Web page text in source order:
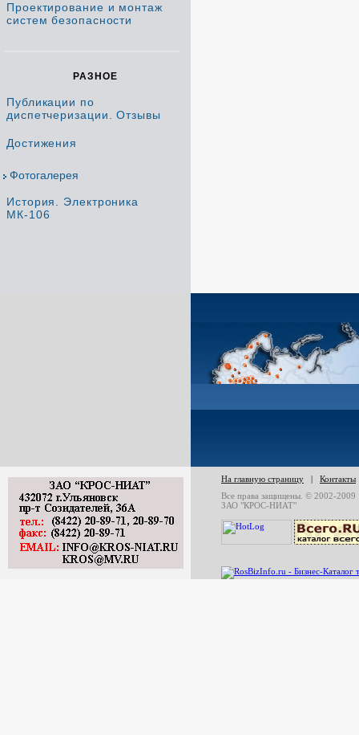
Проектирование и монтаж
систем безопасности
РАЗНОЕ
Публикации по
диспетчеризации. Отзывы
Достижения
Фотогалерея
История. Электроника
МК-106
На главную страницу | Контакты
Все права защищены. © 2002-2009
ЗАО "КРОС-НИАТ"